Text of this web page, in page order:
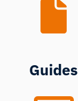
Guides